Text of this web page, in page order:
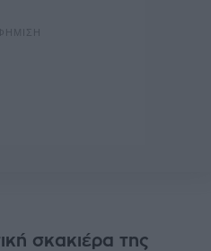
σκακιέρα της